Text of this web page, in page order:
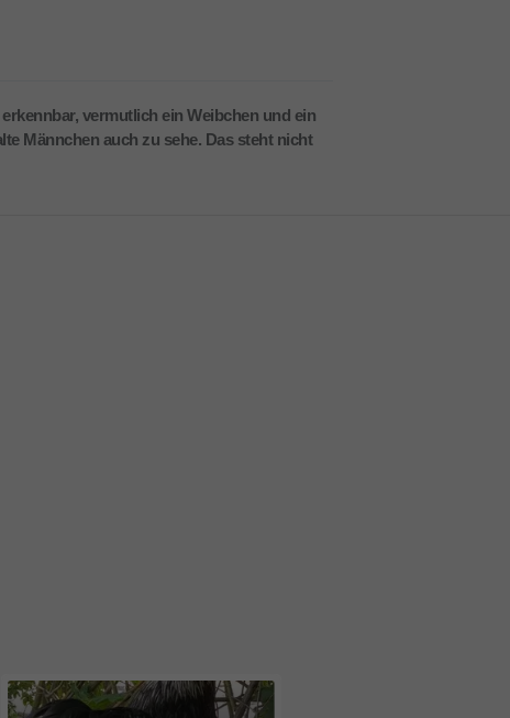
vermutlich ein Weibchen und ein
Männchen auch zu sehe. Das steht nicht